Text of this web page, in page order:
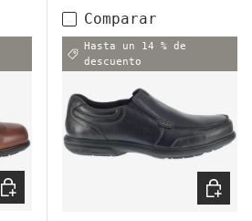
ELEGIR OPCIONES
Comparar
Hasta un 14 % de
descuento